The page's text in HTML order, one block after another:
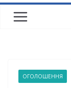
ОГОЛОШЕННЯ